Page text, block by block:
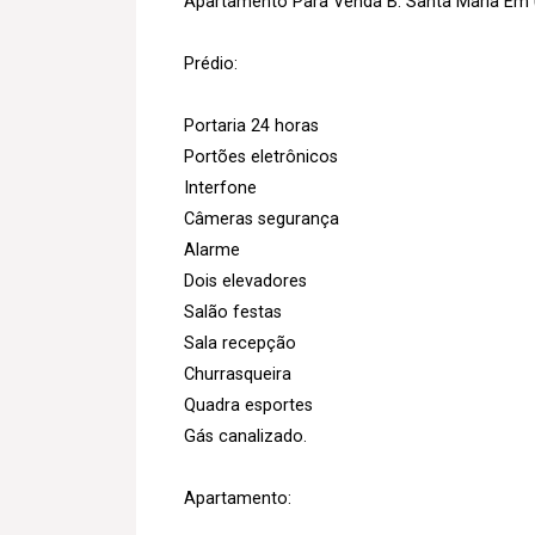
Prédio:
Portaria 24 horas
Portões eletrônicos
Interfone
Câmeras segurança
Alarme
Dois elevadores
Salão festas
Sala recepção
Churrasqueira
Quadra esportes
Gás canalizado.
Apartamento: